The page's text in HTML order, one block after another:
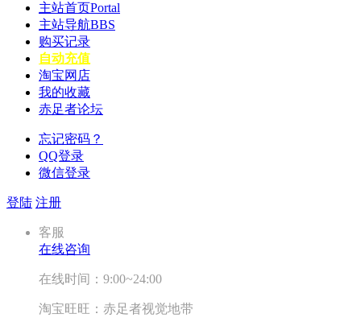
主站首页Portal
主站导航BBS
购买记录
自动充值
淘宝网店
我的收藏
赤足者论坛
忘记密码？
QQ登录
微信登录
登陆 注册
客服
在线咨询
在线时间：9:00~24:00
淘宝旺旺：赤足者视觉地带